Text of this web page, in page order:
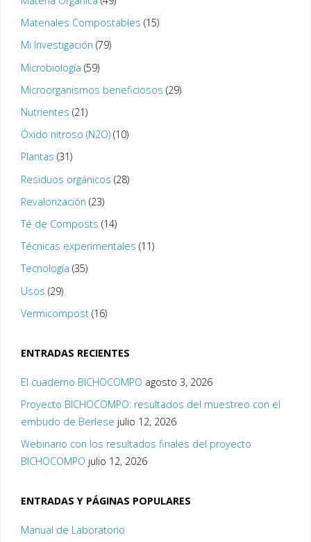
Materiales Compostables (15)
Mi Investigación (79)
Microbiología (59)
Microorganismos beneficiosos (29)
Nutrientes (21)
Óxido nitroso (N2O)(10)
Plantas (31)
Residuos orgánicos (28)
Revalorización (23)
Té de Composts (14)
Técnicas experimentales (11)
Tecnología (35)
Usos (29)
Vermicompost(16)
ENTRADAS RECIENTES
El cuaderno BICHOCOMPO agosto 3, 2026
Proyecto BICHOCOMPO: resultados del muestreo con el
embudo de Berlese julio 12, 2026
Webinario con los resultados finales del proyecto
BICHOCOMPO julio 12, 2026
ENTRADAS Y PÁGINAS POPULARES
Manual de Laboratorio